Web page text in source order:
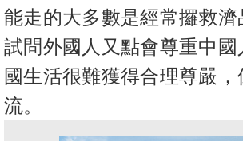
能走的大多數是經常攞救濟
試問外國人又點會尊重中
國生活很難獲得合理尊嚴，
流。